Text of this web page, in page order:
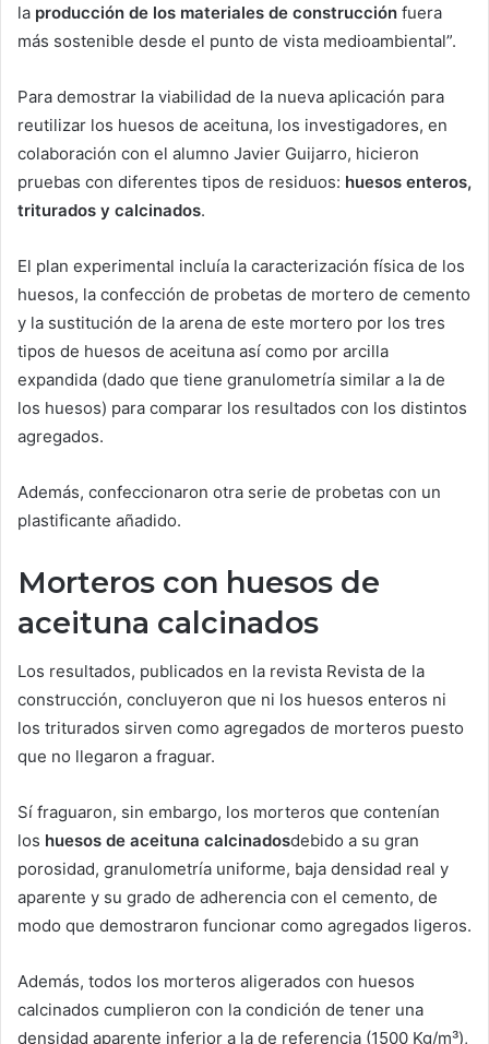
la producción de los materiales de construcción fuera
más sostenible desde el punto de vista medioambiental”.
Para demostrar la viabilidad de la nueva aplicación para
reutilizar los huesos de aceituna, los investigadores, en
colaboración con el alumno Javier Guijarro, hicieron
pruebas con diferentes tipos de residuos: huesos enteros,
triturados y calcinados.
El plan experimental incluía la caracterización física de los
huesos, la confección de probetas de mortero de cemento
y la sustitución de la arena de este mortero por los tres
tipos de huesos de aceituna así como por arcilla
expandida (dado que tiene granulometría similar a la de
los huesos) para comparar los resultados con los distintos
agregados.
Además, confeccionaron otra serie de probetas con un
plastificante añadido.
Morteros con huesos de
aceituna calcinados
Los resultados, publicados en la revista Revista de la
construcción, concluyeron que ni los huesos enteros ni
los triturados sirven como agregados de morteros puesto
que no llegaron a fraguar.
Sí fraguaron, sin embargo, los morteros que contenían
los huesos de aceituna calcinadosdebido a su gran
porosidad, granulometría uniforme, baja densidad real y
aparente y su grado de adherencia con el cemento, de
modo que demostraron funcionar como agregados ligeros.
Además, todos los morteros aligerados con huesos
calcinados cumplieron con la condición de tener una
densidad aparente inferior a la de referencia (1500 Kg/m³),